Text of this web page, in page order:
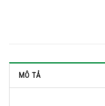
MÔ TẢ